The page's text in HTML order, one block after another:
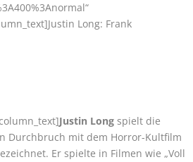
Long: Frank
Justin Long spielt die
Durchbruch mit dem Horror-Kultfilm
Er spielte in Filmen wie „Voll